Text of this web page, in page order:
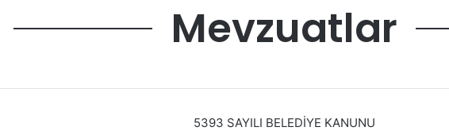
Mevzuatlar
5393 SAYILI BELEDİYE KANUNU